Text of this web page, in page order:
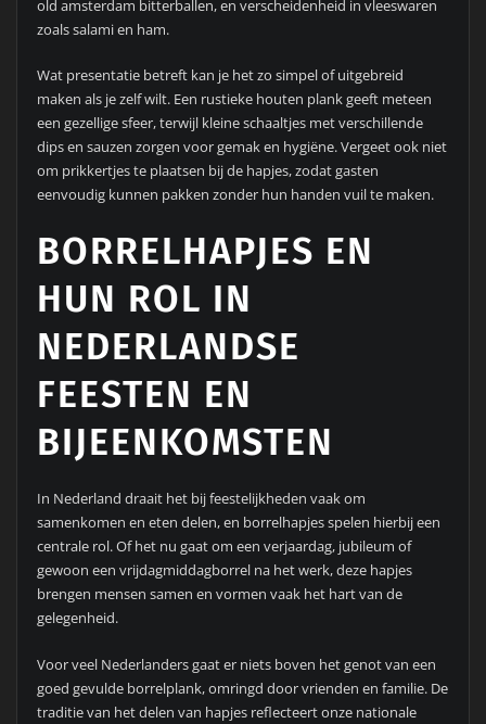
old amsterdam bitterballen, en verscheidenheid in vleeswaren
zoals salami en ham.
Wat presentatie betreft kan je het zo simpel of uitgebreid
maken als je zelf wilt. Een rustieke houten plank geeft meteen
een gezellige sfeer, terwijl kleine schaaltjes met verschillende
dips en sauzen zorgen voor gemak en hygiëne. Vergeet ook niet
om prikkertjes te plaatsen bij de hapjes, zodat gasten
eenvoudig kunnen pakken zonder hun handen vuil te maken.
BORRELHAPJES EN
HUN ROL IN
NEDERLANDSE
FEESTEN EN
BIJEENKOMSTEN
In Nederland draait het bij feestelijkheden vaak om
samenkomen en eten delen, en borrelhapjes spelen hierbij een
centrale rol. Of het nu gaat om een verjaardag, jubileum of
gewoon een vrijdagmiddagborrel na het werk, deze hapjes
brengen mensen samen en vormen vaak het hart van de
gelegenheid.
Voor veel Nederlanders gaat er niets boven het genot van een
goed gevulde borrelplank, omringd door vrienden en familie. De
traditie van het delen van hapjes reflecteert onze nationale